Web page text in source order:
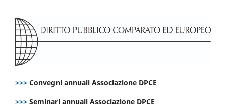
>>> Convegni annuali Associazione DPCE
>>> Seminari annuali Associazione DPCE